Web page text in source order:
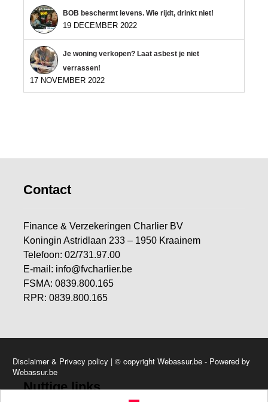
BOB beschermt levens. Wie rijdt, drinkt niet!
19 DECEMBER 2022
Je woning verkopen? Laat asbest je niet
verrassen!
17 NOVEMBER 2022
Contact
Finance & Verzekeringen Charlier BV
Koningin Astridlaan 233 – 1950 Kraainem
Telefoon: 02/731.97.00
E-mail: info@fvcharlier.be
FSMA: 0839.800.165
RPR: 0839.800.165
Nuttige links
Disclaimer & Privacy policy | © copyright Webassur.be - Powered by
Webassur.be